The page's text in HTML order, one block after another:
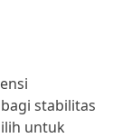
stabilitas
untuk